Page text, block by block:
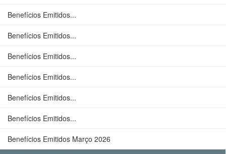
Benefícios Emitidos...
Benefícios Emitidos...
Benefícios Emitidos...
Benefícios Emitidos...
Benefícios Emitidos...
Benefícios Emitidos...
Benefícios Emitidos Março 2026